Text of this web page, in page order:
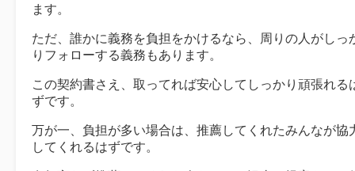
ます。
ただ、誰かに義務を負担をかけるなら、周りの人がしっ
りフォローする義務もあります。
この契約書さえ、取ってれば安心してしっかり頑張れる
ずです。
万が一、負担が多い場合は、推薦してくれたみんなが協
してくれるはずです。